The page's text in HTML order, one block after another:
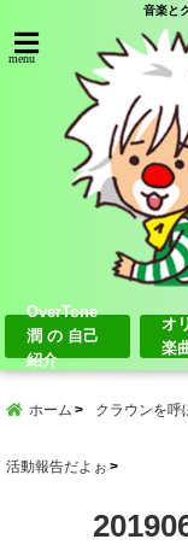
音楽と
menu
OverTone
潤 の 自己
紹介
オ
楽
ホーム クラウンを呼
活動報告だよぉ